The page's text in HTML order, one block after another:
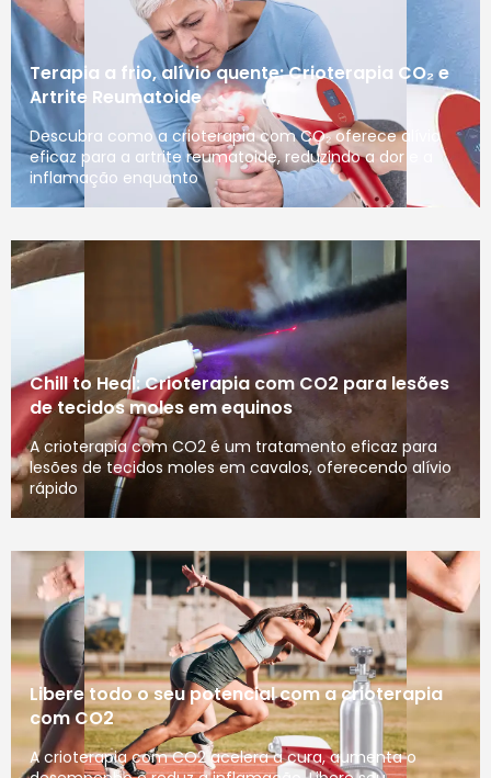
Terapia a frio, alívio quente: Crioterapia CO₂ e
Artrite Reumatoide
Descubra como a crioterapia com CO₂ oferece alívio
eficaz para a artrite reumatoide, reduzindo a dor e a
inflamação enquanto
Chill to Heal: Crioterapia com CO2 para lesões
de tecidos moles em equinos
A crioterapia com CO2 é um tratamento eficaz para
lesões de tecidos moles em cavalos, oferecendo alívio
rápido
Libere todo o seu potencial com a crioterapia
com CO2
A crioterapia com CO2 acelera a cura, aumenta o